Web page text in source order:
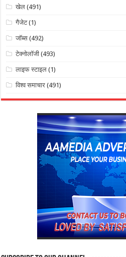
खेल (491)
गैजेट(1)
जॉब्स (492)
टेक्नोलॉजी (493)
लाइफ स्टाइल (1)
विश्व समाचार (491)